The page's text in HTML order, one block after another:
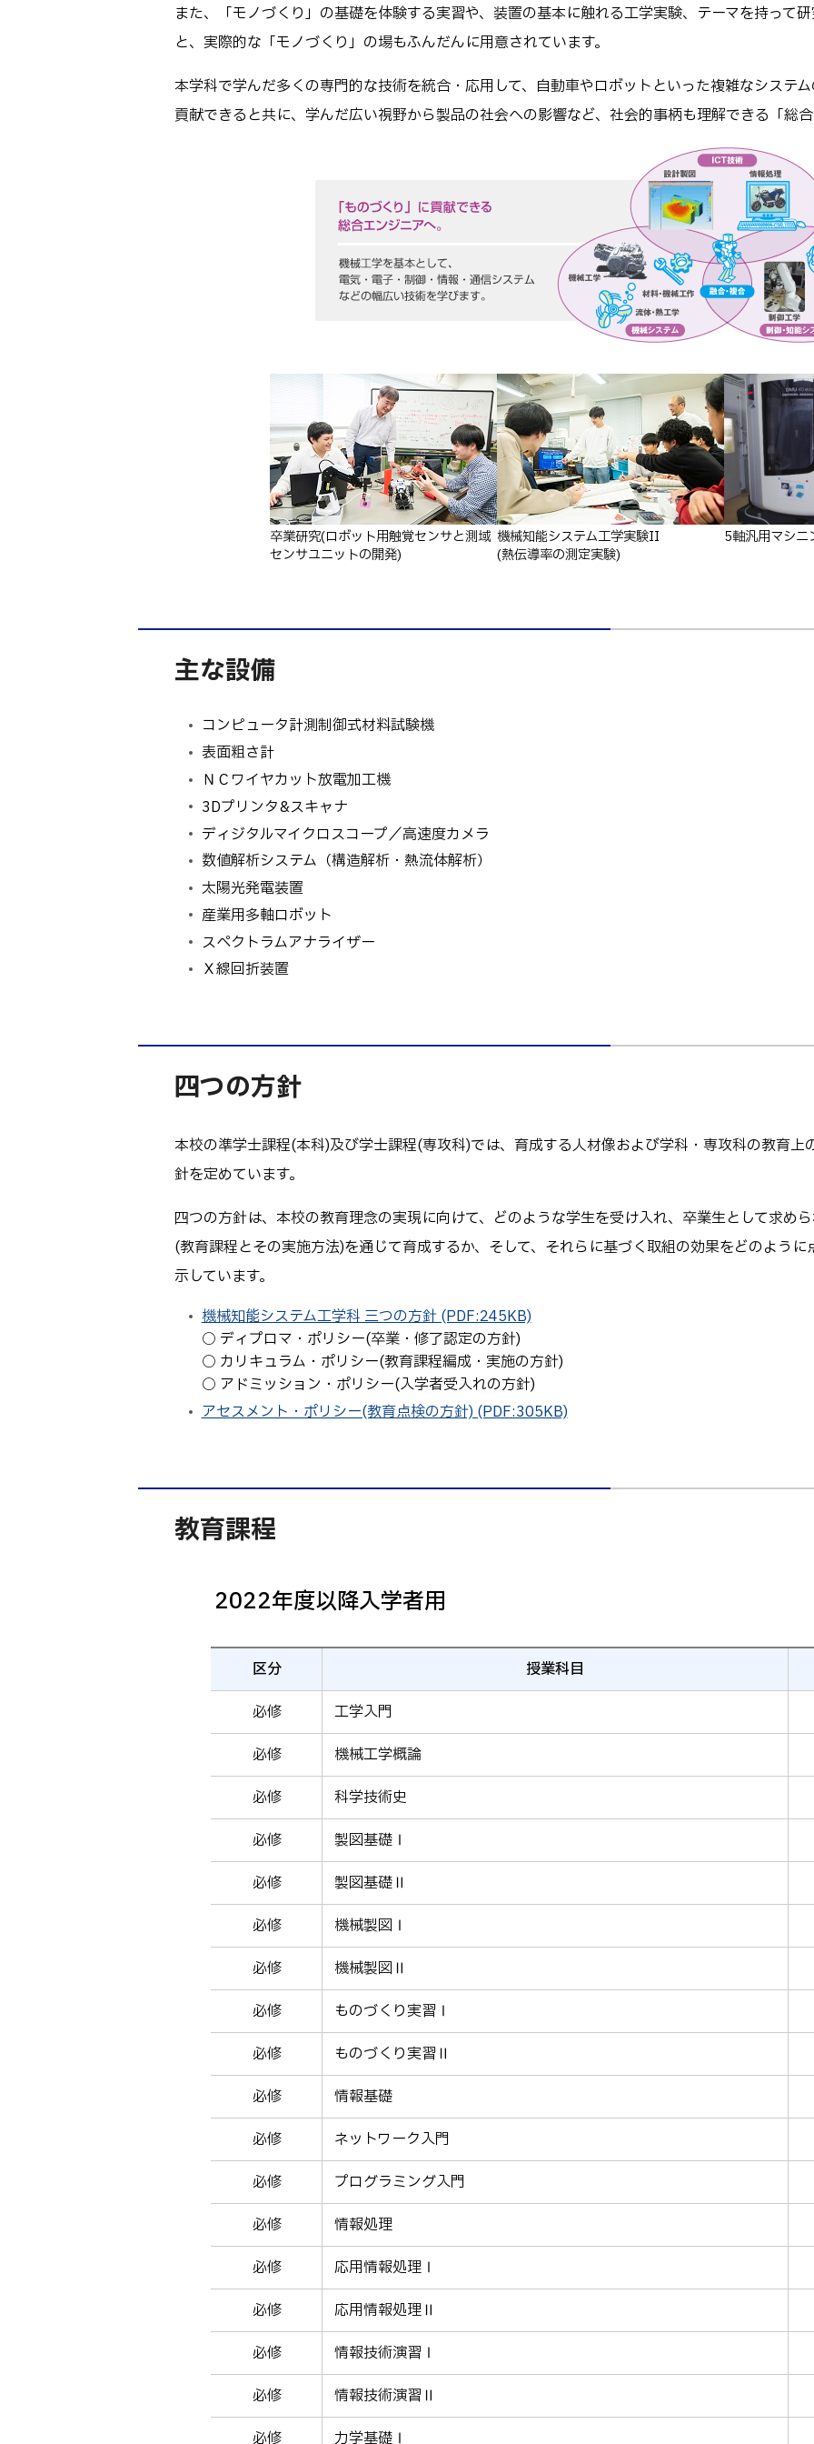
また、「モノづくり」の基礎を体験する実習や、装置の基本に触れる工学実験、テーマを持って
と、実際的な「モノづくり」の場もふんだんに用意されています。
本学科で学んだ多くの専門的な技術を統合・応用して、自動車やロボットといった複雑なシステ
貢献できると共に、学んだ広い視野から製品の社会への影響など、社会的事柄も理解できる「総
卒業研究(ロボット用触覚センサと測域
センサユニットの開発)
機械知能システム工学実験II
(熱伝導率の測定実験)
5軸汎用マシニ
主な設備
コンピュータ計測制御式材料試験機
表面粗さ計
ＮＣワイヤカット放電加工機
3Dプリンタ&スキャナ
ディジタルマイクロスコープ／高速度カメラ
数値解析システム（構造解析・熱流体解析）
太陽光発電装置
産業用多軸ロボット
スペクトラムアナライザー
Ｘ線回折装置
四つの方針
本校の準学士課程(本科)及び学士課程(専攻科)では、育成する人材像および学科・専攻科の教育
針を定めています。
四つの方針は、本校の教育理念の実現に向けて、どのような学生を受け入れ、卒業生として求め
(教育課程とその実施方法)を通じて育成するか、そして、それらに基づく取組の効果をどのよう
示しています。
機械知能システム工学科 三つの方針 (PDF:245KB)
○ ディプロマ・ポリシー(卒業・修了認定の方針)
○ カリキュラム・ポリシー(教育課程編成・実施の方針)
○ アドミッション・ポリシー(入学者受入れの方針)
アセスメント・ポリシー(教育点検の方針) (PDF:305KB)
教育課程
2022年度以降入学者用
区分
授業科目
必修
工学入門
必修
機械工学概論
必修
科学技術史
必修
製図基礎Ⅰ
必修
製図基礎Ⅱ
必修
機械製図Ⅰ
必修
機械製図Ⅱ
必修
ものづくり実習Ⅰ
必修
ものづくり実習Ⅱ
必修
情報基礎
必修
ネットワーク入門
必修
プログラミング入門
必修
情報処理
必修
応用情報処理Ⅰ
必修
応用情報処理Ⅱ
必修
情報技術演習Ⅰ
必修
情報技術演習Ⅱ
必修
力学基礎Ⅰ